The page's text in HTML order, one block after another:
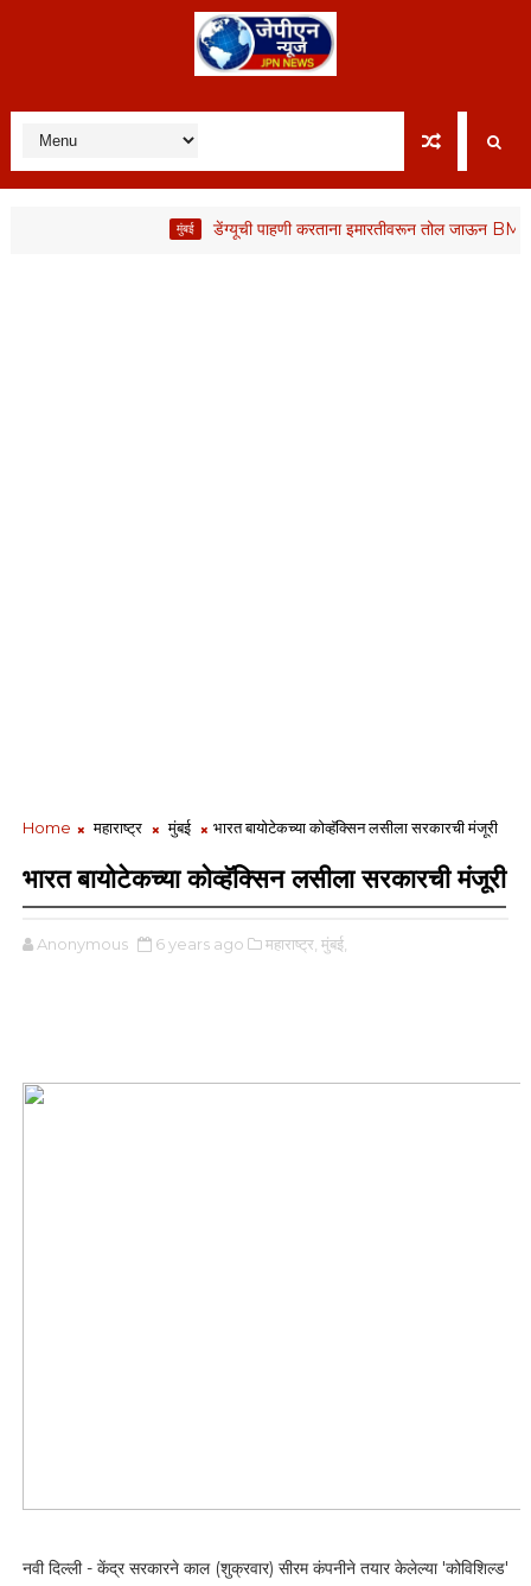
डेंग्यूची पाहणी करताना इमारतीवरून तोल जाऊन BMC
Home महाराष्ट्र मुंबई भारत बायोटेकच्या कोव्हॅक्सिन लसीला सरकारची मंजूरी
भारत बायोटेकच्या कोव्हॅक्सिन लसीला सरकारची मंजूरी
Anonymous 6 years ago महाराष्ट्र, मुंबई,
नवी दिल्ली - केंद्र सरकारने काल (शुक्रवार) सीरम कंपनीने तयार केलेल्या 'कोविशिल्ड'